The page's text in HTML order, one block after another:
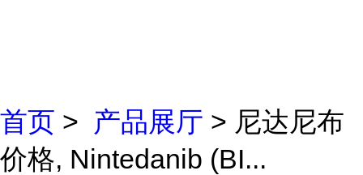
首页 > 产品展厅 > 尼达尼布
价格, Nintedanib (BI...